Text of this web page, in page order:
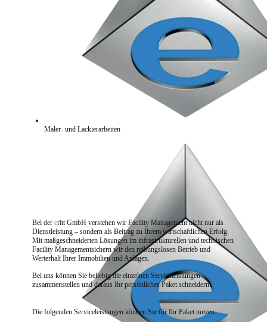
Maler- und Lackierarbeiten
Bei der eritt GmbH verstehen wir Facility Management nicht nur als
Dienstleistung – sondern als Beitrag zu Ihrem wirtschaftlichen Erfolg.
Mit maßgeschneiderten Lösungen im infrastrukturellen und technischen
Facility Managementsichern wir den reibungslosen Betrieb und
Werterhalt Ihrer Immobilien und Anlagen.
Bei uns können Sie beliebig die einzelnen Serviceleistungen
zusammenstellen und daraus Ihr persönliches Paket schneidern.
Die folgenden Serviceleistungen können Sie für Ihr Paket nutzen: